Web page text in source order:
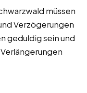
müssen
Verzögerungen
geduldig sein und